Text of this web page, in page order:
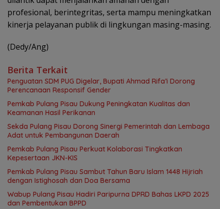
profesional, berintegritas, serta mampu meningkatkan
kinerja pelayanan publik di lingkungan masing-masing.
(Dedy/Ang)
Berita Terkait
Penguatan SDM PUG Digelar, Bupati Ahmad Rifa’i Dorong
Perencanaan Responsif Gender
Pemkab Pulang Pisau Dukung Peningkatan Kualitas dan
Keamanan Hasil Perikanan
Sekda Pulang Pisau Dorong Sinergi Pemerintah dan Lembaga
Adat untuk Pembangunan Daerah
Pemkab Pulang Pisau Perkuat Kolaborasi Tingkatkan
Kepesertaan JKN-KIS
Pemkab Pulang Pisau Sambut Tahun Baru Islam 1448 Hijriah
dengan Istighosah dan Doa Bersama
Wabup Pulang Pisau Hadiri Paripurna DPRD Bahas LKPD 2025
dan Pembentukan BPPD